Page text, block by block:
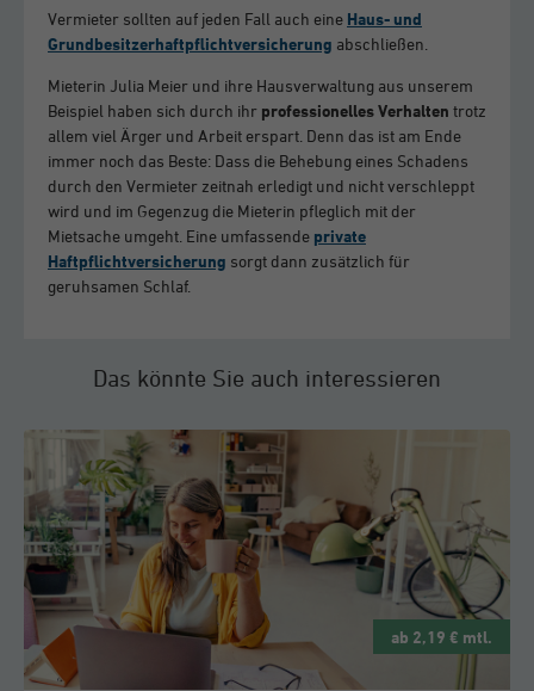
Vermieter sollten auf jeden Fall auch eine Haus- und
Grundbesitzerhaftpflichtversicherung abschließen.
Mieterin Julia Meier und ihre Hausverwaltung aus unserem
Beispiel haben sich durch ihr professionelles Verhalten trotz
allem viel Ärger und Arbeit erspart. Denn das ist am Ende
immer noch das Beste: Dass die Behebung eines Schadens
durch den Vermieter zeitnah erledigt und nicht verschleppt
wird und im Gegenzug die Mieterin pfleglich mit der
Mietsache umgeht. Eine umfassende private
Haftpflichtversicherung sorgt dann zusätzlich für
geruhsamen Schlaf.
Das könnte Sie auch interessieren
ab 2,19 € mtl.